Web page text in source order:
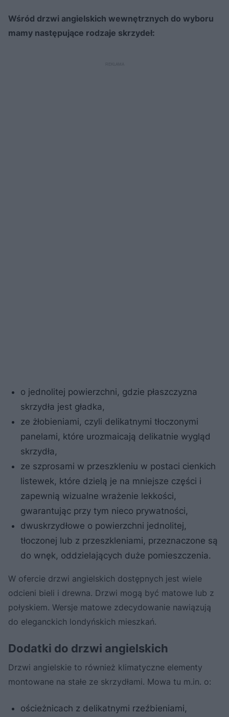
Wśród drzwi angielskich wewnętrznych do wyboru
mamy następujące rodzaje skrzydeł:
o jednolitej powierzchni, gdzie płaszczyzna
skrzydła jest gładka,
ze żłobieniami, czyli delikatnymi tłoczonymi
panelami, które urozmaicają delikatnie wygląd
skrzydła,
ze szprosami w przeszkleniu w postaci cienkich
listewek, które dzielą je na mniejsze części i
zapewnią wizualne wrażenie lekkości,
gwarantując przy tym nieco prywatności,
dwuskrzydłowe o powierzchni jednolitej,
tłoczonej lub z przeszkleniami, przeznaczone są
do wnęk, oddzielających duże pomieszczenia.
W ofercie drzwi angielskich dostępnych jest wiele
odcieni bieli i drewna. Drzwi mogą być matowe lub z
połyskiem. Wersje matowe zdecydowanie nawiązują
do eleganckich londyńskich mieszkań.
Dodatki do drzwi angielskich
Drzwi angielskie to również klimatyczne elementy
montowane na stałe ze skrzydłami. Mowa tu m.in. o:
ościeżnicach z delikatnymi rzeźbieniami,